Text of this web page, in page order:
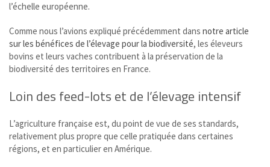
l’échelle européenne.
Comme nous l’avions expliqué précédemment dans notre article
sur les bénéfices de l’élevage pour la biodiversité, les éleveurs
bovins et leurs vaches contribuent à la préservation de la
biodiversité des territoires en France.
Loin des feed-lots et de l’élevage intensif
L’agriculture française est, du point de vue de ses standards,
relativement plus propre que celle pratiquée dans certaines
régions, et en particulier en Amérique.